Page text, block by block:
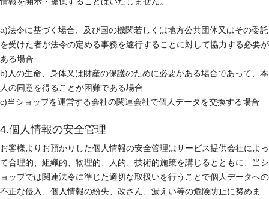
a)法令に基づく場合、及び国の機関若しくは地方公共団体又はその委託
を受けた者が法令の定める事務を遂行することに対して協力する必要が
ある場合
b)人の生命、身体又は財産の保護のために必要がある場合であって、本
人の同意を得ることが困難である場合
c)当ショップを運営する会社の関連会社で個人データを交換する場合
4.個人情報の安全管理
お客様よりお預かりした個人情報の安全管理はサービス提供会社によっ
て合理的、組織的、物理的、人的、技術的施策を講じるとともに、当シ
ョップでは関連法令に準じた適切な取扱いを行うことで個人データへの
不正な侵入、個人情報の紛失、改ざん、漏えい等の危険防止に努めま